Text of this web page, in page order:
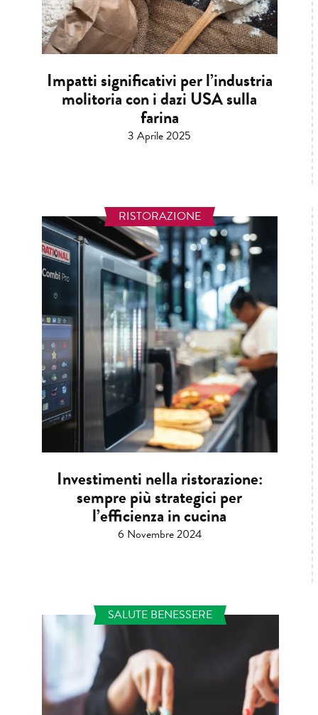
Impatti significativi per l’industria
molitoria con i dazi USA sulla
farina
3 Aprile 2025
RISTORAZIONE
Investimenti nella ristorazione:
sempre più strategici per
l’efficienza in cucina
6 Novembre 2024
SALUTE BENESSERE